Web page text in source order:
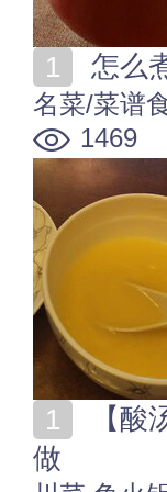
怎么
名菜/菜谱
1469
做